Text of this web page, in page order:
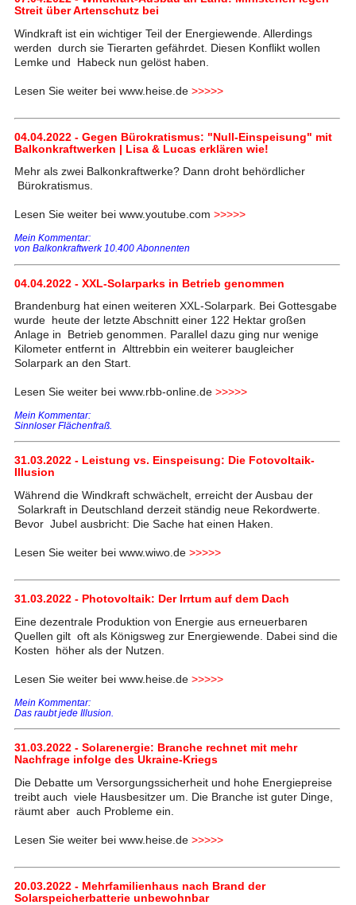
Streit über Artenschutz bei
Windkraft ist ein wichtiger Teil der Energiewende. Allerdings
werden durch sie Tierarten gefährdet. Diesen Konflikt wollen
Lemke und Habeck nun gelöst haben.
Lesen Sie weiter bei www.heise.de >>>>>
04.04.2022 - Gegen Bürokratismus: "Null-Einspeisung" mit
Balkonkraftwerken | Lisa & Lucas erklären wie!
Mehr als zwei Balkonkraftwerke? Dann droht behördlicher
Bürokratismus.
Lesen Sie weiter bei www.youtube.com >>>>>
Mein Kommentar:
von Balkonkraftwerk 10.400 Abonnenten
04.04.2022 - XXL-Solarparks in Betrieb genommen
Brandenburg hat einen weiteren XXL-Solarpark. Bei Gottesgabe
wurde heute der letzte Abschnitt einer 122 Hektar großen
Anlage in Betrieb genommen. Parallel dazu ging nur wenige
Kilometer entfernt in Alttrebbin ein weiterer baugleicher
Solarpark an den Start.
Lesen Sie weiter bei www.rbb-online.de >>>>>
Mein Kommentar:
Sinnloser Flächenfraß.
31.03.2022 - Leistung vs. Einspeisung: Die Fotovoltaik-
Illusion
Während die Windkraft schwächelt, erreicht der Ausbau der
Solarkraft in Deutschland derzeit ständig neue Rekordwerte.
Bevor Jubel ausbricht: Die Sache hat einen Haken.
Lesen Sie weiter bei www.wiwo.de >>>>>
31.03.2022 - Photovoltaik: Der Irrtum auf dem Dach
Eine dezentrale Produktion von Energie aus erneuerbaren
Quellen gilt oft als Königsweg zur Energiewende. Dabei sind die
Kosten höher als der Nutzen.
Lesen Sie weiter bei www.heise.de >>>>>
Mein Kommentar:
Das raubt jede Illusion.
31.03.2022 - Solarenergie: Branche rechnet mit mehr
Nachfrage infolge des Ukraine-Kriegs
Die Debatte um Versorgungssicherheit und hohe Energiepreise
treibt auch viele Hausbesitzer um. Die Branche ist guter Dinge,
räumt aber auch Probleme ein.
Lesen Sie weiter bei www.heise.de >>>>>
20.03.2022 - Mehrfamilienhaus nach Brand der
Solarspeicherbatterie unbewohnbar